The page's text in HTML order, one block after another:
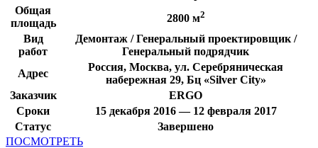
Общая
площадь
2800 м2
Вид
работ
Демонтаж / Генеральный проектировщик /
Генеральный подрядчик
Адрес
Россия, Москва, ул. Серебряническая
набережная 29, Бц «Silver City»
Заказчик
ERGO
Сроки
15 декабря 2016 — 12 февраля 2017
Статус
Завершено
ПОСМОТРЕТЬ